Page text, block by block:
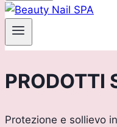
PRODOTTI
Protezione e sollievo